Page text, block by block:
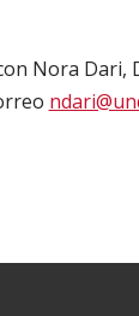
Nora Dari,